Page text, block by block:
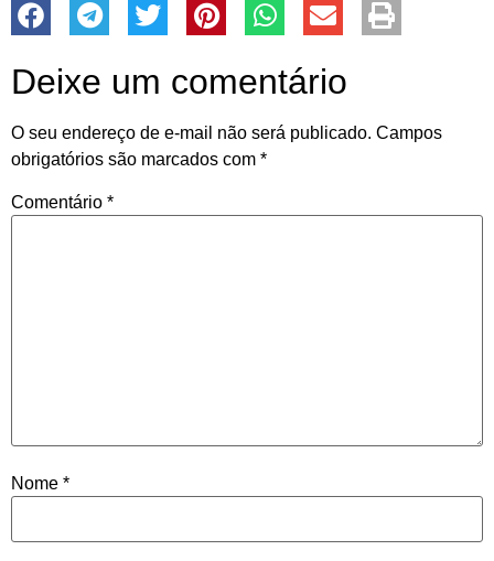
Deixe um comentário
O seu endereço de e-mail não será publicado. Campos
obrigatórios são marcados com *
Comentário *
Nome *